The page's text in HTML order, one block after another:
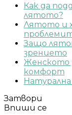
Как да
лятото?
Лятото и
Защо
зрението
Женското
комфорт
Затвори
Впиши се